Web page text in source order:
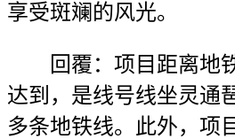
享受斑斓的风光。
回覆：项目距离地
达到，是线号线坐灵通
多条地铁线。此外，项